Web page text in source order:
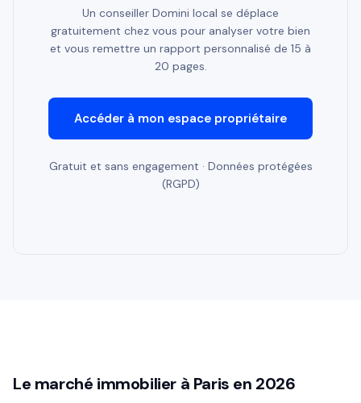
Un conseiller Domini local se déplace
gratuitement chez vous pour analyser votre bien
et vous remettre un rapport personnalisé de 15 à
20 pages.
Accéder à mon espace propriétaire
Gratuit et sans engagement · Données protégées
(RGPD)
Le marché immobilier à Paris en 2026